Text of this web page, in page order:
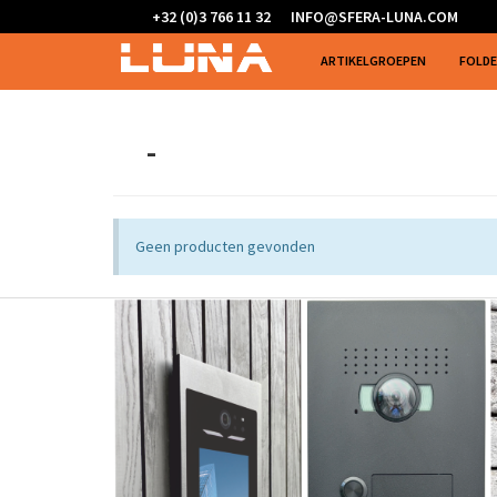
+32 (0)3 766 11 32 INFO@SFERA-LUNA.COM
ARTIKELGROEPEN
-
Geen producten gevonden